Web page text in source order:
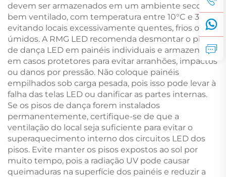
devem ser armazenados em um ambiente seco e
bem ventilado, com temperatura entre 10°C e 30°C,
evitando locais excessivamente quentes, frios ou
úmidos. A RMG LED recomenda desmontar o piso
de dança LED em painéis individuais e armazená-los
em casos protetores para evitar arranhões, impactos
ou danos por pressão. Não coloque painéis
empilhados sob carga pesada, pois isso pode levar à
falha das telas LED ou danificar as partes internas.
Se os pisos de dança forem instalados
permanentemente, certifique-se de que a
ventilação do local seja suficiente para evitar o
superaquecimento interno dos circuitos LED dos
pisos. Evite manter os pisos expostos ao sol por
muito tempo, pois a radiação UV pode causar
queimaduras na superfície dos painéis e reduzir a